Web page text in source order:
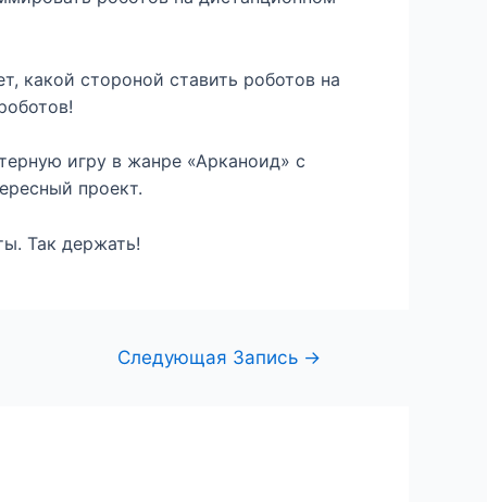
какой стороной ставить роботов на
игру в жанре «Арканоид» с
проект.
Так держать!
Следующая Запись →